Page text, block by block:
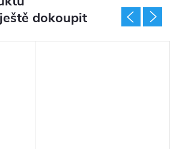
dokoupit